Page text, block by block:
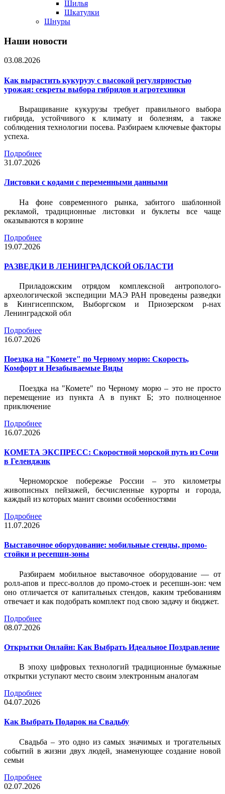
Шилья
Шкатулки
Шнуры
Наши новости
03.08.2026
Как вырастить кукурузу с высокой регулярностью
урожая: секреты выбора гибридов и агротехники
Выращивание кукурузы требует правильного выбора
гибрида, устойчивого к климату и болезням, а также
соблюдения технологии посева. Разбираем ключевые факторы
успеха.
Подробнее
31.07.2026
Листовки c кодами с переменными данными
На фоне современного рынка, забитого шаблонной
рекламой, традиционные листовки и буклеты все чаще
оказываются в корзине
Подробнее
19.07.2026
РАЗВЕДКИ В ЛЕНИНГРАДСКОЙ ОБЛАСТИ
Приладожским отрядом комплексной антрополого-
археологической экспедиции МАЭ РАН проведены разведки
в Кингисеппском, Выборгском и Приозерском р-нах
Ленинградской обл
Подробнее
16.07.2026
Поездка на "Комете" по Черному морю: Скорость,
Комфорт и Незабываемые Виды
Поездка на "Комете" по Черному морю – это не просто
перемещение из пункта А в пункт Б; это полноценное
приключение
Подробнее
16.07.2026
КОМЕТА ЭКСПРЕСС: Скоростной морской путь из Сочи
в Геленджик
Черноморское побережье России – это километры
живописных пейзажей, бесчисленные курорты и города,
каждый из которых манит своими особенностями
Подробнее
11.07.2026
Выставочное оборудование: мобильные стенды, промо-
стойки и ресепшн-зоны
Разбираем мобильное выставочное оборудование — от
ролл-апов и пресс-воллов до промо-стоек и ресепшн-зон: чем
оно отличается от капитальных стендов, каким требованиям
отвечает и как подобрать комплект под свою задачу и бюджет.
Подробнее
08.07.2026
Открытки Онлайн: Как Выбрать Идеальное Поздравление
В эпоху цифровых технологий традиционные бумажные
открытки уступают место своим электронным аналогам
Подробнее
04.07.2026
Как Выбрать Подарок на Свадьбу
Свадьба – это одно из самых значимых и трогательных
событий в жизни двух людей, знаменующее создание новой
семьи
Подробнее
02.07.2026